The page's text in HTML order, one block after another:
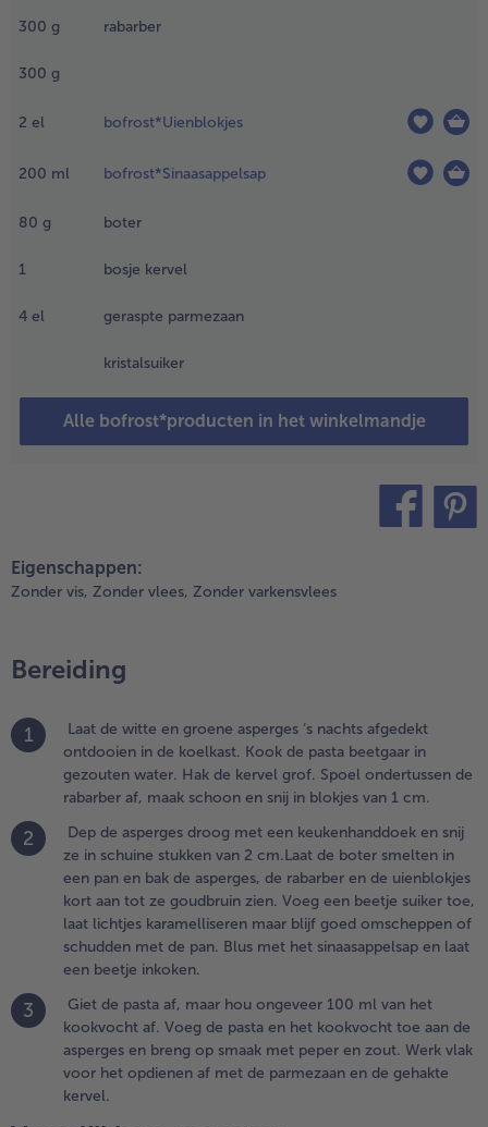
300 g rabarber
300 g
2 el bofrost*Uienblokjes
200 ml bofrost*Sinaasappelsap
80 g boter
1 bosje kervel
4 el geraspte parmezaan
kristalsuiker
Alle bofrost*producten in het winkelmandje
kervel
in
van
snij ze in
pan en bak
en de
kort
zien.
toe, laat
blijf goed
of
met
pan. Blus met
inkoken.
Eigenschappen:
Zonder vis, Zonder vlees, Zonder varkensvlees
Bereiding
1
Laat de witte en groene asperges ‘s nachts afgedekt
ontdooien in de koelkast. Kook de pasta beetgaar in
gezouten water. Hak de kervel grof. Spoel ondertussen de
rabarber af, maak schoon en snij in blokjes van 1 cm.
2
Dep de asperges droog met een keukenhanddoek en snij
ze in schuine stukken van 2 cm.Laat de boter smelten in
een pan en bak de asperges, de rabarber en de uienblokjes
kort aan tot ze goudbruin zien. Voeg een beetje suiker toe,
laat lichtjes karamelliseren maar blijf goed omscheppen of
schudden met de pan. Blus met het sinaasappelsap en laat
een beetje inkoken.
3
Giet de pasta af, maar hou ongeveer 100 ml van het
kookvocht af. Voeg de pasta en het kookvocht toe aan de
asperges en breng op smaak met peper en zout. Werk vlak
voor het opdienen af met de parmezaan en de gehakte
kervel.